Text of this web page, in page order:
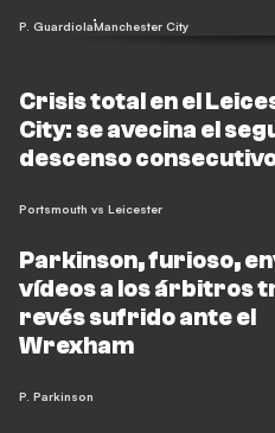
P. GuardiolaManchester City
Crisis total en el
City: se avecina el
descenso
Portsmouth vs Leicester
Parkinson, furioso,
vídeos a los árbitros
revés sufrido ante el
Wrexham
P. Parkinson